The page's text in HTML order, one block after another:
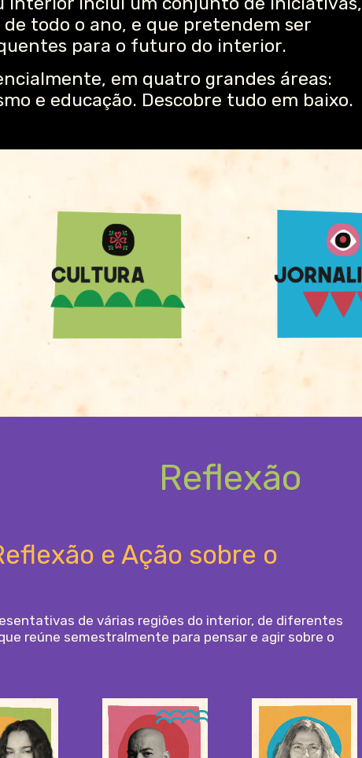
todo o ano, e que pretendem ser
para o futuro do interior.
em quatro grandes áreas:
e educação. Descobre tudo em baixo.
Reflexão
e Ação sobre o
de várias regiões do interior, de diferentes
reúne semestralmente para pensar e agir sobre o